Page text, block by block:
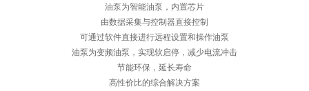
油泵为智能油泵，内置芯片
由数据采集与控制器直接控制
可通过软件直接进行远程设置和操作油泵
油泵为变频油泵，实现软启停，减少电流冲击
节能环保，延长寿命
高性价比的综合解决方案